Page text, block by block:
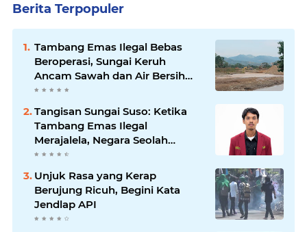
Berita Terpopuler
Tambang Emas Ilegal Bebas
Beroperasi, Sungai Keruh
Ancam Sawah dan Air Bersih
Warga Luwu
Tangisan Sungai Suso: Ketika
Tambang Emas Ilegal
Merajalela, Negara Seolah
Memilih Diam
Unjuk Rasa yang Kerap
Berujung Ricuh, Begini Kata
Jendlap API